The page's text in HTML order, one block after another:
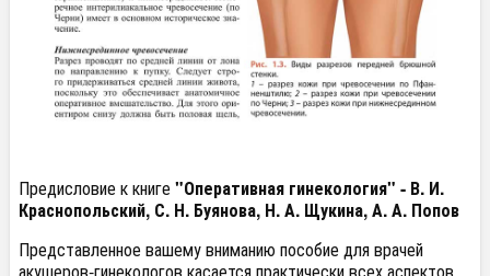
Предисловие к книге"Оперативная гинекология" - В. И.
Краснопольский, С. Н. Буянова, Н. А. Щукина, А. А. Попов
Представленное вашему вниманию пособие для врачей
акушеров-гинекологов касается практически всех аспектов